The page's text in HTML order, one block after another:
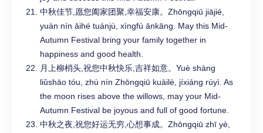
中秋佳节,愿您阖家团聚,幸福安康。Zhōngqiū jiājié,
yuàn nín āihé tuánjù, xìngfú ānkāng. May this Mid-
Autumn Festival bring your family together in
happiness and good health.
月上柳梢头,祝您中秋快乐,吉祥如意。Yuè shàng
liǔshāo tóu, zhù nín Zhōngqiū kuàilè, jíxiáng rúyì. As
the moon rises above the willows, may your Mid-
Autumn Festival be joyous and full of good fortune.
中秋之夜,祝您好运无穷,心想事成。Zhōngqiū zhī yè,